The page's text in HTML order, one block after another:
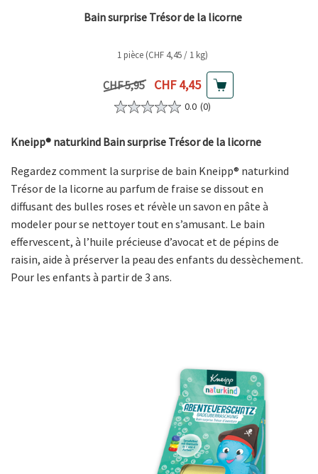
Bain surprise Trésor de la licorne
1 pièce (CHF 4,45 / 1 kg)
Prix précédent
CHF 5,95 Prix actuel
CHF 4,45
0.0 (0)
Kneipp® naturkind Bain surprise Trésor de la licorne
Regardez comment la surprise de bain Kneipp® naturkind
Trésor de la licorne au parfum de fraise se dissout en
diffusant des bulles roses et révèle un savon en pâte à
modeler pour se nettoyer tout en s’amusant. Le bain
effervescent, à l’huile précieuse d’avocat et de pépins de
raisin, aide à préserver la peau des enfants du dessèchement.
Pour les enfants à partir de 3 ans.